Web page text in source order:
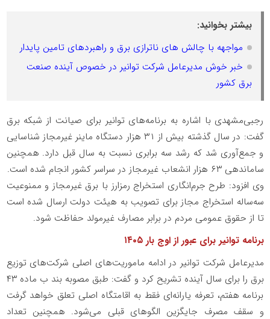
بیشتر بخوانید:
مواجهه با چالش های ناترازی برق و راهبردهای تامین پایدار
خبر خوش مدیرعامل شرکت توانیر در خصوص آینده صنعت
برق کشور
رجبی‌مشهدی با اشاره به برنامه‌های توانیر برای صیانت از شبکه برق
گفت: در سال گذشته بیش از ۳۱ هزار دستگاه ماینر غیرمجاز شناسایی
و جمع‌آوری شد که رشد سه‌ برابری نسبت به سال قبل دارد. همچنین
ساماندهی ۶۳ هزار انشعاب غیرمجاز در سراسر کشور انجام شده است.
وی افزود: طرح جرم‌انگاری استخراج رمزارز با برق غیرمجاز و ممنوعیت
سه‌ساله استخراج مجاز برای تصویب به هیئت دولت ارسال شده است
تا از حقوق عمومی مردم در برابر مصارف غیرمولد حفاظت شود.
برنامه توانیر برای عبور از اوج بار ۱۴۰۵
مدیرعامل شرکت توانیر در ادامه ماموریت‌های اصلی شرکت‌های توزیع
برق را برای سال آینده تشریح کرد و گفت: طبق مصوبه بند ب ماده ۴۳
برنامه هفتم، تعرفه یارانه‌ای فقط به اقامتگاه اصلی تعلق خواهد گرفت
و سقف مصرف جایگزین الگوهای قبلی می‌شود. همچنین تعداد